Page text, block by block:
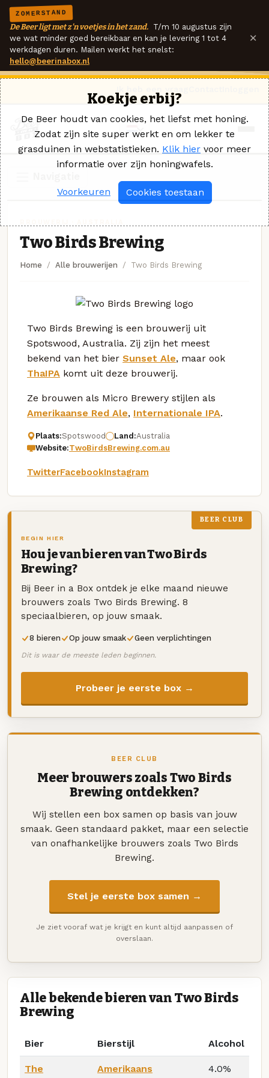
ZOMERSTAND
De Beer ligt met z'n voetjes in het zand. T/m 10 augustus zijn
we wat minder goed bereikbaar en kan je levering 1 tot 4
werkdagen duren. Mailen werkt het snelst:
hello@beerinabox.nl
×
Two Birds Brewing
Home Alle brouwerijen Two Birds Brewing
Two Birds Brewing is een brouwerij uit
Spotswood, Australia. Zij zijn het meest
bekend van het bier Sunset Ale, maar ook
ThaIPA komt uit deze brouwerij.
Ze brouwen als Micro Brewery stijlen als
Amerikaanse Red Ale, Internationale IPA.
Plaats:Spotswood Land:Australia
Website:TwoBirdsBrewing.com.au
TwitterFacebookInstagram
BEER CLUB
BEGIN HIER
Hou je van bieren van Two Birds
Brewing?
Bij Beer in a Box ontdek je elke maand nieuwe
brouwers zoals Two Birds Brewing. 8
speciaalbieren, op jouw smaak.
8 bieren Op jouw smaak Geen verplichtingen
Dit is waar de meeste leden beginnen.
Probeer je eerste box →
BEER CLUB
Meer brouwers zoals Two Birds
Brewing ontdekken?
Wij stellen een box samen op basis van jouw
smaak. Geen standaard pakket, maar een selectie
van onafhankelijke brouwers zoals Two Birds
Brewing.
Stel je eerste box samen →
Je ziet vooraf wat je krijgt en kunt altijd aanpassen of
overslaan.
Alle bekende bieren van Two Birds
Brewing
Bier Bierstijl Alcohol
The
Amerikaans
4.0%
Koekje erbij?
De Beer houdt van cookies, het liefst met honing.
Zodat zijn site super werkt en om lekker te
grasduinen in webstatistieken. Klik hier voor meer
informatie over zijn honingwafels.
Voorkeuren Cookies toestaan